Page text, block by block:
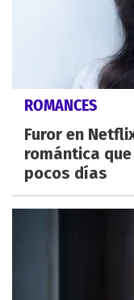
ROMANCES
Furor en
romántica
pocos días